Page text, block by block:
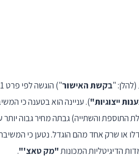
"בקשת האישור
ייצוגיות"). עניינה הוא בטענה כי
התוספת והשתייה) גבתה מחיר גבוה יותר
או שרק אחד מהם הוגדל. נטען כי
הדיגיטליות המכונות"מק טאצ'".